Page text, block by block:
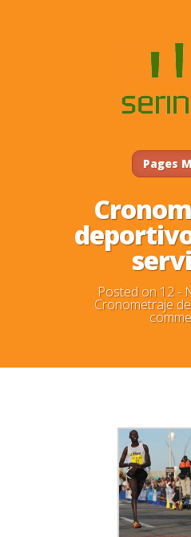
Pages
Posted on 12 -
Cronometraje